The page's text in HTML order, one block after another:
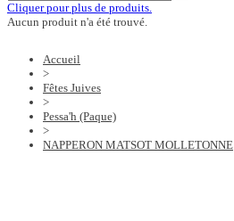
Cliquer pour plus de produits.
Aucun produit n'a été trouvé.
Accueil
>
Fêtes Juives
>
Pessa'h (Paque)
>
NAPPERON MATSOT MOLLETONNE